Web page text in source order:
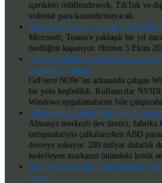
içerikleri ödüllendirecek, TikTok ve
videolar para kazandırmayacak.
Microsoft, Teams’e geçen yıl
Microsoft, Teams'e yaklaşık bir yıl
özelliğini kapatıyor. Hizmet 5 Ekim
GeForce NOW aslında bir Windows
keşfedilen yöntem
GeForce NOW’un arkasında çalışan
bir yolu keşfedildi. Kullanıcılar
Windows uygulamalarını bile
Volkswagen'in kötü gidişe dur diyecek
Almanya merkezli dev üretici, fabrika
tartışmalarıyla çalkalanırken ABD
devreye sokuyor. 200 milyar dolarlık
hedefleyen markanın önündeki kritik
İki bin yıllık teslim olma geleneği:
gizem